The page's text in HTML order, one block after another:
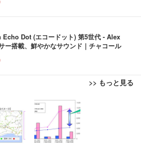
Dot (エコードット) 第5世代 - Alex
ー搭載、鮮やかなサウンド｜チャコール
>> もっと見る
オフィスチェア 椅子 テレワーク 疲れな
げ式アームレスト コンパクト 約105度ロッ
事務椅子 360度回転 座面昇降 強化ナイロ
ース 通気性メッシュ 在宅ワーク H-WY01
枠+黒足)
ジネス向けプレミアムモニター | FlexScan
WT | 31.5型4K UHD・USB Type-C・ホワ
ベーシック ペットシーツ 薄型 レギュラー 1
て 無香料 ホワイト 300枚